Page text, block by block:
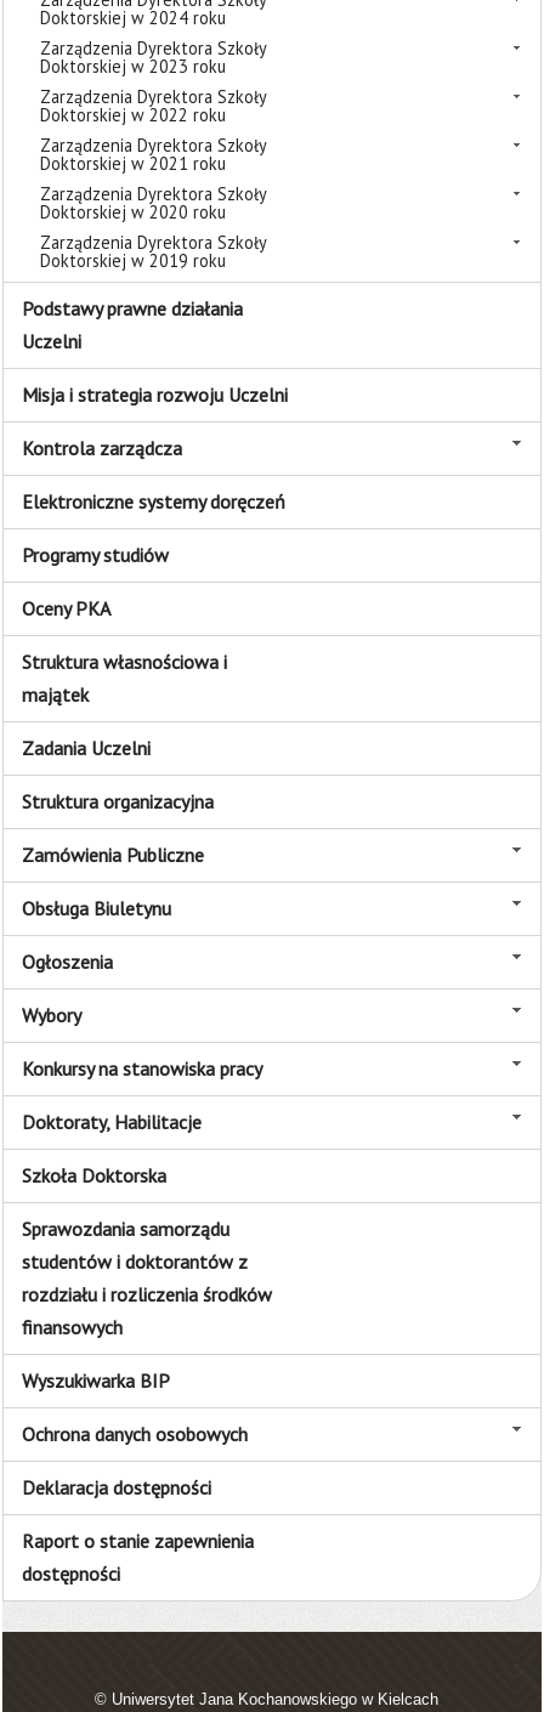
Doktorskiej w 2024 roku
Zarządzenia Dyrektora Szkoły
Doktorskiej w 2023 roku
Zarządzenia Dyrektora Szkoły
Doktorskiej w 2022 roku
Zarządzenia Dyrektora Szkoły
Doktorskiej w 2021 roku
Zarządzenia Dyrektora Szkoły
Doktorskiej w 2020 roku
Zarządzenia Dyrektora Szkoły
Doktorskiej w 2019 roku
Podstawy prawne działania
Uczelni
Misja i strategia rozwoju Uczelni
Kontrola zarządcza
Elektroniczne systemy doręczeń
Programy studiów
Oceny PKA
Struktura własnościowa i
majątek
Zadania Uczelni
Struktura organizacyjna
Zamówienia Publiczne
Obsługa Biuletynu
Ogłoszenia
Wybory
Konkursy na stanowiska pracy
Doktoraty, Habilitacje
Szkoła Doktorska
Sprawozdania samorządu
studentów i doktorantów z
rozdziału i rozliczenia środków
finansowych
Wyszukiwarka BIP
Ochrona danych osobowych
Deklaracja dostępności
Raport o stanie zapewnienia
dostępności
© Uniwersytet Jana Kochanowskiego w Kielcach